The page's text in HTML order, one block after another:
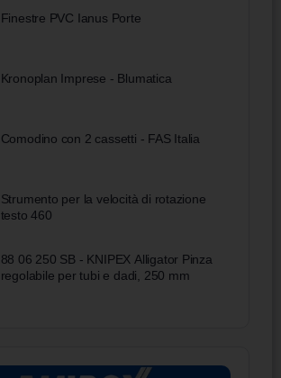
Finestre PVC Ianus Porte
Kronoplan Imprese - Blumatica
Comodino con 2 cassetti - FAS Italia
Strumento per la velocità di rotazione
testo 460
88 06 250 SB - KNIPEX Alligator Pinza
regolabile per tubi e dadi, 250 mm